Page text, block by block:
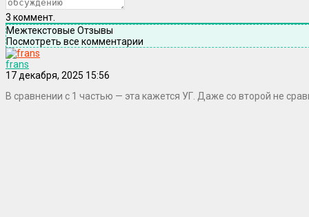
3 коммент.
Межтекстовые Отзывы
Посмотреть все комментарии
frans
17 декабря, 2025 15:56
В сравнении с 1 частью — эта кажется УГ. Даже со второй не